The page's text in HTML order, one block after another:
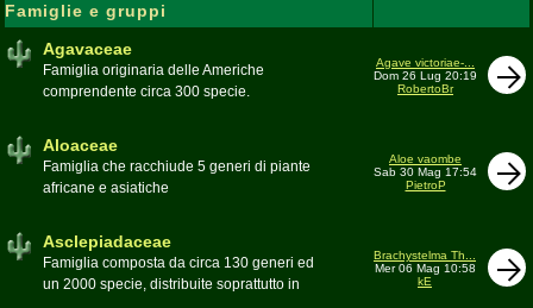
Famiglie e gruppi
Agavaceae
Famiglia originaria delle Americhe
comprendente circa 300 specie.
generi:Agave, Beschorneria, Furcraea,
Hesperaloë, Littaea, Manfreda, Polianthes,
Agave victoriae-...
Dom 26 Lug 20:19
RobertoBr
Aloaceae
Famiglia che racchiude 5 generi di piante
africane e asiatiche
Aloe vaombe
Sab 30 Mag 17:54
PietroP
Asclepiadaceae
Famiglia composta da circa 130 generi ed
un 2000 specie, distribuite soprattutto in
Brachystelma Th...
Mer 06 Mag 10:58
kE